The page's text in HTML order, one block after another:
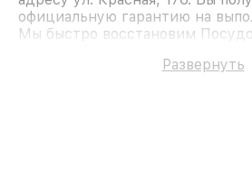
официальную гарантию на
Мы быстро восстановим
Развернуть